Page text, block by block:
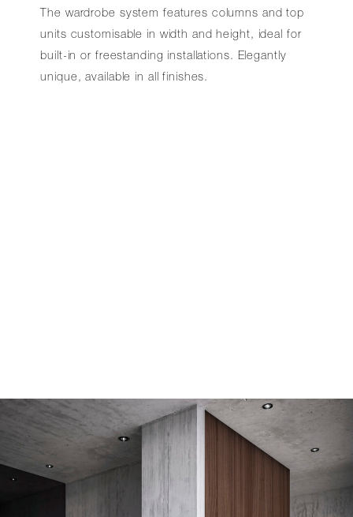
The wardrobe system features columns and top
units customisable in width and height, ideal for
built-in or freestanding installations. Elegantly
unique, available in all finishes.